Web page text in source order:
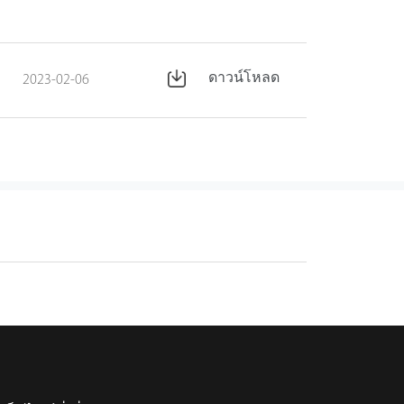
2023-02-06 ดาวน์โหลด